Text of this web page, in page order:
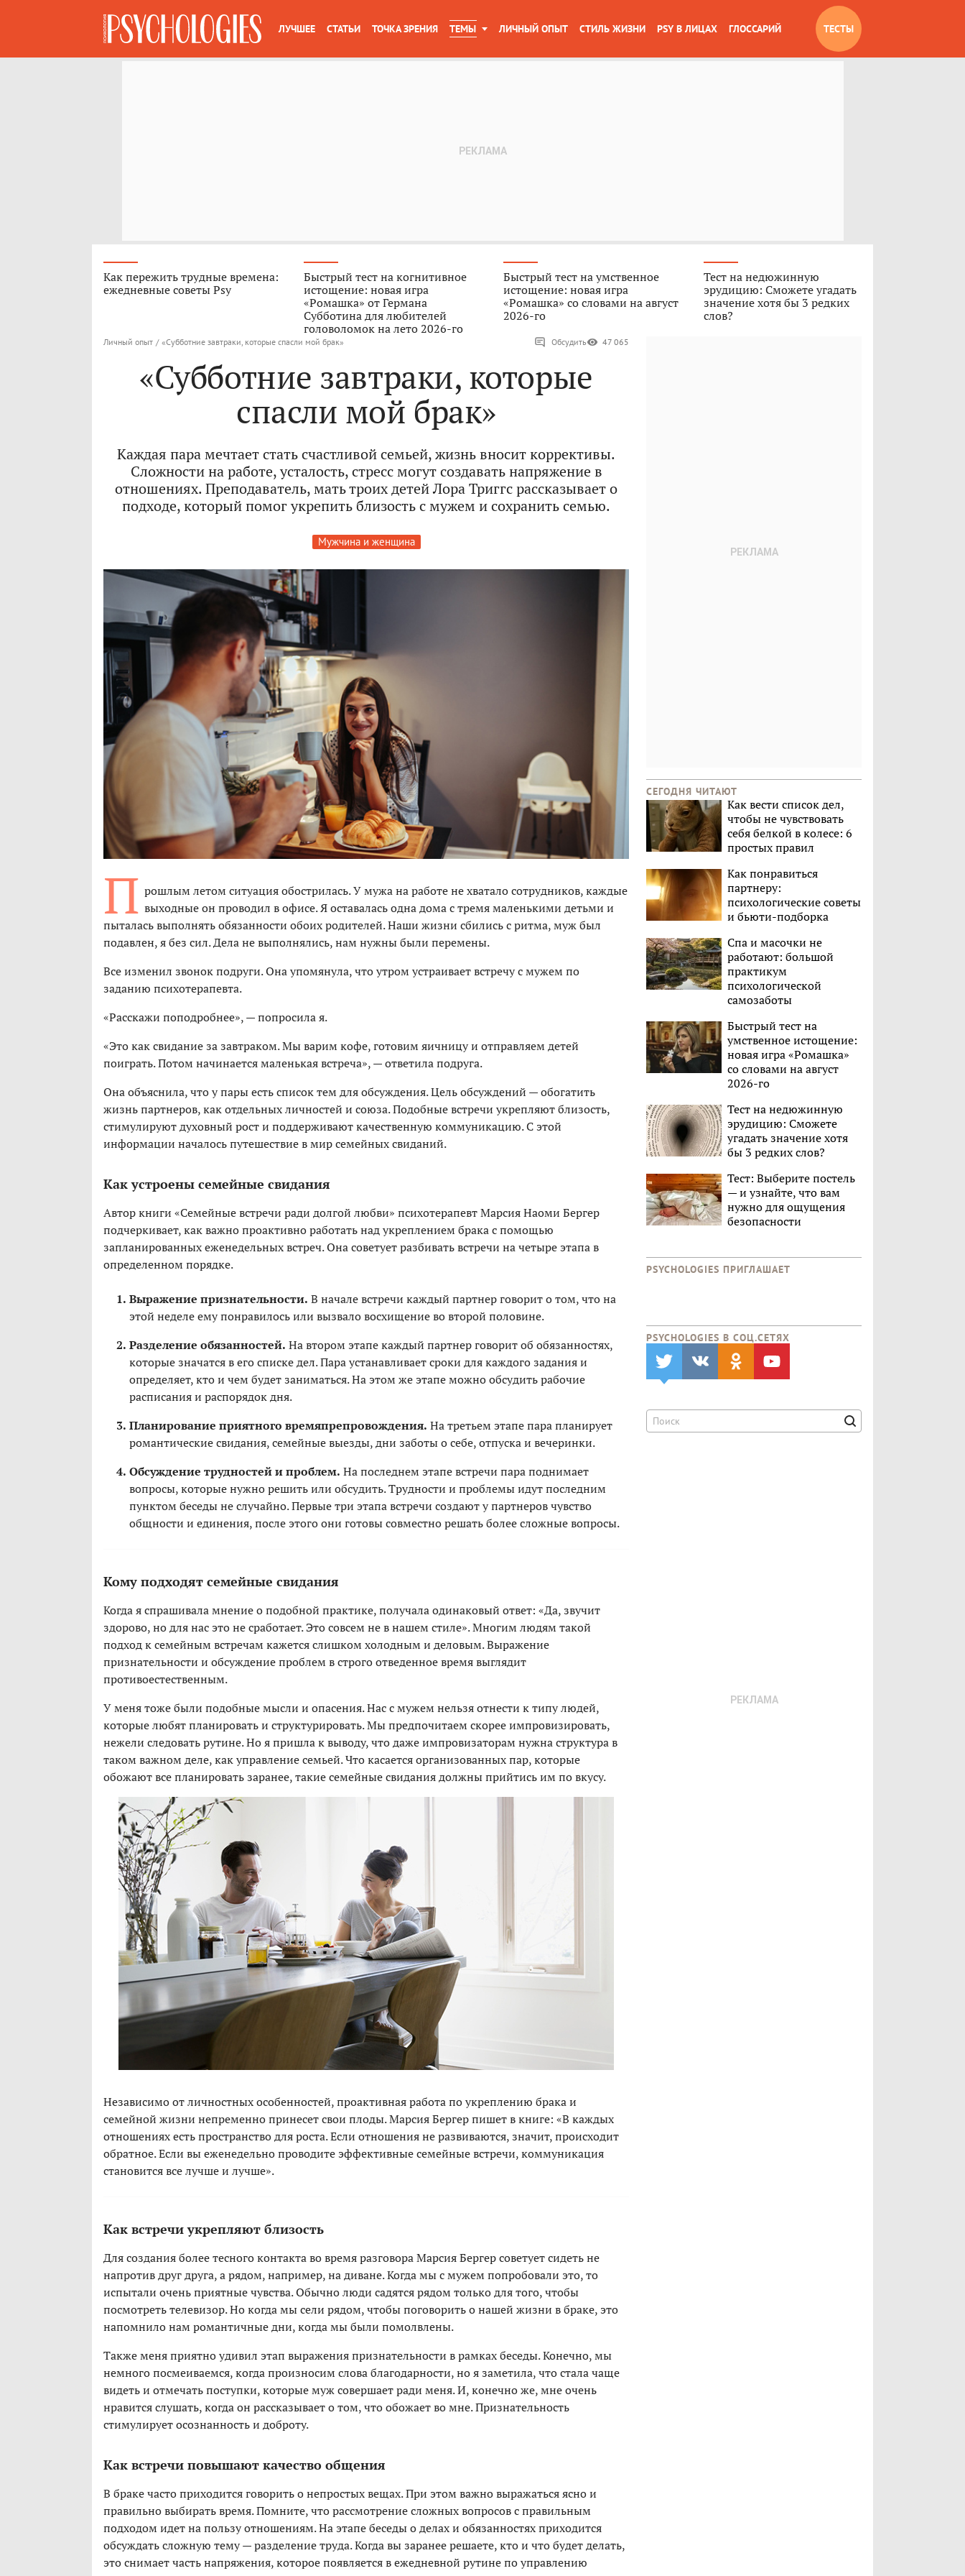
ЛУЧШЕЕ СТАТЬИ ТОЧКА ЗРЕНИЯ ТЕМЫ ЛИЧНЫЙ ОПЫТ СТИЛЬ ЖИЗНИ PSY В ЛИЦАХ ГЛОССАРИЙ ТЕСТЫ
Как пережить трудные времена:
ежедневные советы Psy
Быстрый тест на когнитивное
истощение: новая игра
«Ромашка» от Германа
Субботина для любителей
головоломок на лето 2026-го
Быстрый тест на умственное
истощение: новая игра
«Ромашка» со словами на август
2026-го
Тест на недюжинную
эрудицию: Сможете угадать
значение хотя бы 3 редких
слов?
Личный опыт / «Субботние завтраки, которые спасли мой брак» Обсудить 47 065
«Субботние завтраки, которые
спасли мой брак»
Каждая пара мечтает стать счастливой семьей, жизнь вносит коррективы.
Сложности на работе, усталость, стресс могут создавать напряжение в
отношениях. Преподаватель, мать троих детей Лора Триггс рассказывает о
подходе, который помог укрепить близость с мужем и сохранить семью.
Мужчина и женщина
П рошлым летом ситуация обострилась. У мужа на работе не хватало сотрудников, каждые
выходные он проводил в офисе. Я оставалась одна дома с тремя маленькими детьми и
пыталась выполнять обязанности обоих родителей. Наши жизни сбились с ритма, муж был
подавлен, я без сил. Дела не выполнялись, нам нужны были перемены.
Все изменил звонок подруги. Она упомянула, что утром устраивает встречу с мужем по
заданию психотерапевта.
«Расскажи поподробнее», — попросила я.
«Это как свидание за завтраком. Мы варим кофе, готовим яичницу и отправляем детей
поиграть. Потом начинается маленькая встреча», — ответила подруга.
Она объяснила, что у пары есть список тем для обсуждения. Цель обсуждений — обогатить
жизнь партнеров, как отдельных личностей и союза. Подобные встречи укрепляют близость,
стимулируют духовный рост и поддерживают качественную коммуникацию. С этой
информации началось путешествие в мир семейных свиданий.
Как устроены семейные свидания
Автор книги «Семейные встречи ради долгой любви» психотерапевт Марсия Наоми Бергер
подчеркивает, как важно проактивно работать над укреплением брака с помощью
запланированных еженедельных встреч. Она советует разбивать встречи на четыре этапа в
определенном порядке.
Выражение признательности. В начале встречи каждый партнер говорит о том, что на
этой неделе ему понравилось или вызвало восхищение во второй половине.
Разделение обязанностей. На втором этапе каждый партнер говорит об обязанностях,
которые значатся в его списке дел. Пара устанавливает сроки для каждого задания и
определяет, кто и чем будет заниматься. На этом же этапе можно обсудить рабочие
расписания и распорядок дня.
Планирование приятного времяпрепровождения. На третьем этапе пара планирует
романтические свидания, семейные выезды, дни заботы о себе, отпуска и вечеринки.
Обсуждение трудностей и проблем. На последнем этапе встречи пара поднимает
вопросы, которые нужно решить или обсудить. Трудности и проблемы идут последним
пунктом беседы не случайно. Первые три этапа встречи создают у партнеров чувство
общности и единения, после этого они готовы совместно решать более сложные вопросы.
Кому подходят семейные свидания
Когда я спрашивала мнение о подобной практике, получала одинаковый ответ: «Да, звучит
здорово, но для нас это не сработает. Это совсем не в нашем стиле». Многим людям такой
подход к семейным встречам кажется слишком холодным и деловым. Выражение
признательности и обсуждение проблем в строго отведенное время выглядит
противоестественным.
У меня тоже были подобные мысли и опасения. Нас с мужем нельзя отнести к типу людей,
которые любят планировать и структурировать. Мы предпочитаем скорее импровизировать,
нежели следовать рутине. Но я пришла к выводу, что даже импровизаторам нужна структура в
таком важном деле, как управление семьей. Что касается организованных пар, которые
обожают все планировать заранее, такие семейные свидания должны прийтись им по вкусу.
Независимо от личностных особенностей, проактивная работа по укреплению брака и
семейной жизни непременно принесет свои плоды. Марсия Бергер пишет в книге: «В каждых
отношениях есть пространство для роста. Если отношения не развиваются, значит, происходит
обратное. Если вы еженедельно проводите эффективные семейные встречи, коммуникация
становится все лучше и лучше».
Как встречи укрепляют близость
Для создания более тесного контакта во время разговора Марсия Бергер советует сидеть не
напротив друг друга, а рядом, например, на диване. Когда мы с мужем попробовали это, то
испытали очень приятные чувства. Обычно люди садятся рядом только для того, чтобы
посмотреть телевизор. Но когда мы сели рядом, чтобы поговорить о нашей жизни в браке, это
напомнило нам романтичные дни, когда мы были помолвлены.
Также меня приятно удивил этап выражения признательности в рамках беседы. Конечно, мы
немного посмеиваемся, когда произносим слова благодарности, но я заметила, что стала чаще
видеть и отмечать поступки, которые муж совершает ради меня. И, конечно же, мне очень
нравится слушать, когда он рассказывает о том, что обожает во мне. Признательность
стимулирует осознанность и доброту.
Как встречи повышают качество общения
В браке часто приходится говорить о непростых вещах. При этом важно выражаться ясно и
правильно выбирать время. Помните, что рассмотрение сложных вопросов с правильным
подходом идет на пользу отношениям. На этапе беседы о делах и обязанностях приходится
обсуждать сложную тему — разделение труда. Когда вы заранее решаете, кто и что будет делать,
это снимает часть напряжения, которое появляется в ежедневной рутине по управлению
СЕГОДНЯ ЧИТАЮТ
Как вести список дел,
чтобы не чувствовать
себя белкой в колесе: 6
простых правил
Как понравиться
партнеру:
психологические советы
и бьюти-подборка
Спа и масочки не
работают: большой
практикум
психологической
самозаботы
Быстрый тест на
умственное истощение:
новая игра «Ромашка»
со словами на август
2026-го
Тест на недюжинную
эрудицию: Сможете
угадать значение хотя
бы 3 редких слов?
Тест: Выберите постель
— и узнайте, что вам
нужно для ощущения
безопасности
PSYCHOLOGIES ПРИГЛАШАЕТ
PSYCHOLOGIES В CОЦ.СЕТЯХ